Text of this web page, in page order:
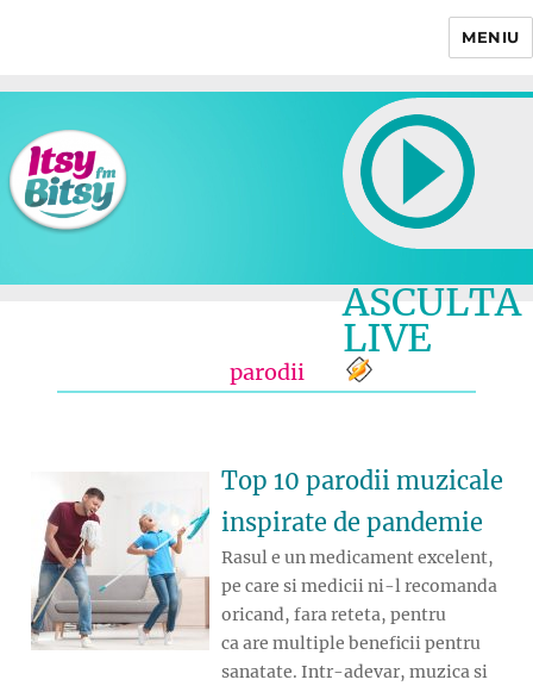
MENIU
ASCULTA
LIVE
parodii
Top 10 parodii muzicale
inspirate de pandemie
Rasul e un medicament excelent,
pe care si medicii ni-l recomanda
oricand, fara reteta, pentru
ca are multiple beneficii pentru
sanatate. Intr-adevar, muzica si